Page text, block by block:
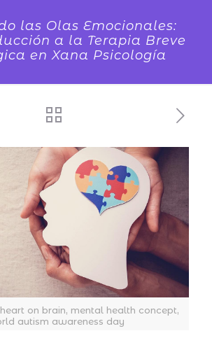
las Olas Emocionales:
a la Terapia Breve
en Xana Psicología
on brain, mental health concept,
autism awareness day